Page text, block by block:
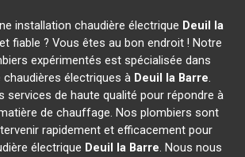
installation chaudière électrique Deuil la
fiable ? Vous êtes au bon endroit ! Notre
expérimentés est spécialisée dans
électriques à Deuil la Barre.
de haute qualité pour répondre à
de chauffage. Nos plombiers sont
rapidement et efficacement pour
électrique Deuil la Barre. Nous nous